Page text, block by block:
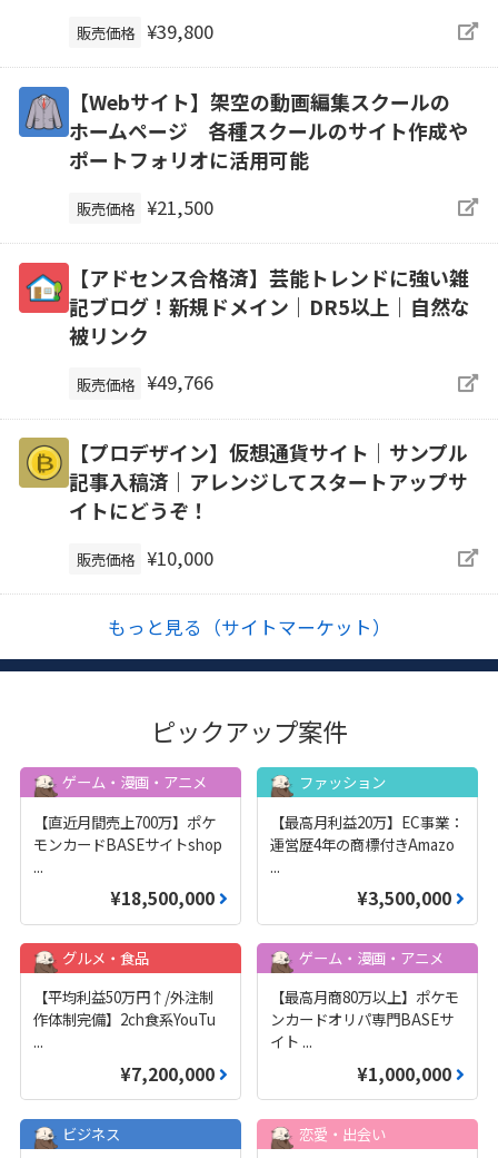
販売価格 ¥39,800
【Webサイト】架空の動画編集スクールの
ホームページ 各種スクールのサイト作成や
ポートフォリオに活用可能
販売価格 ¥21,500
【アドセンス合格済】芸能トレンドに強い雑
記ブログ！新規ドメイン｜DR5以上｜自然な
被リンク
販売価格 ¥49,766
【プロデザイン】仮想通貨サイト｜サンプル
記事入稿済｜アレンジしてスタートアップサ
イトにどうぞ！
販売価格 ¥10,000
もっと見る（サイトマーケット）
ピックアップ案件
ゲーム・漫画・アニメ
【直近月間売上700万】ポケ
モンカードBASEサイトshop
...
¥18,500,000
ファッション
【最高月利益20万】EC事業：
運営歴4年の商標付きAmazo
...
¥3,500,000
グルメ・食品
【平均利益50万円↑/外注制
作体制完備】2ch食系YouTu
...
¥7,200,000
ゲーム・漫画・アニメ
【最高月商80万以上】ポケモ
ンカードオリパ専門BASEサ
イト ...
¥1,000,000
ビジネス 恋愛・出会い